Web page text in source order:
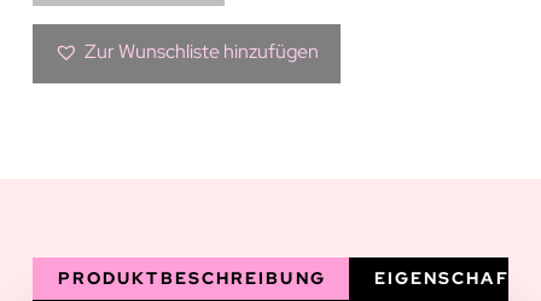
Icy
Barbie
Zur Wunschliste hinzufügen
PRODUKTBESCHREIBUNG